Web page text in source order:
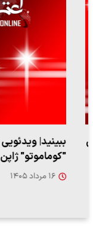
"کوماموتو" ژاپن ۹ روز…
۱۶ مرداد ۱۴۰۵